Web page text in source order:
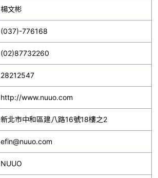
楊文彬
(037)-776168
(02)87732260
28212547
http://www.nuuo.com
新北市中和區建八路16號18樓之2
efin@nuuo.com
NUUO